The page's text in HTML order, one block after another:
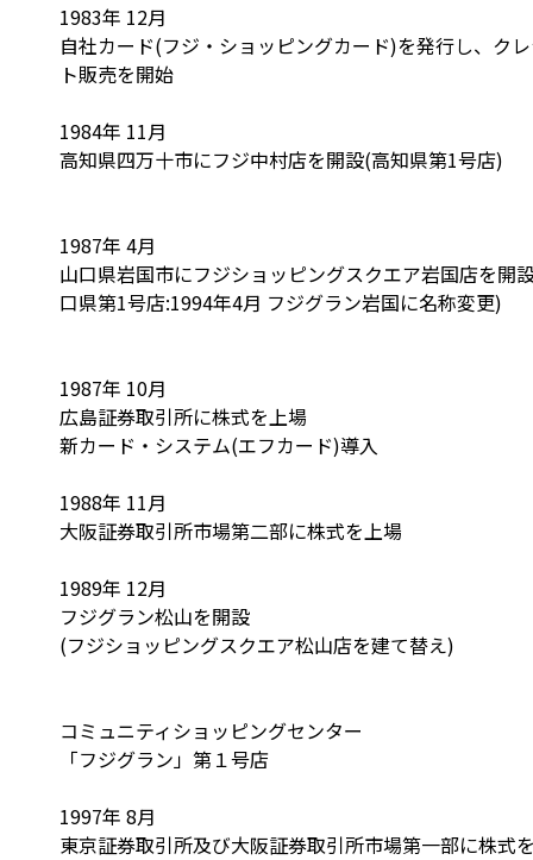
1983年 12月
自社カード(フジ・ショッピングカード)を発行し、ク
ト販売を開始
1984年 11月
高知県四万十市にフジ中村店を開設(高知県第1号店)
1987年 4月
山口県岩国市にフジショッピングスクエア岩国店を開
口県第1号店:1994年4月 フジグラン岩国に名称変更)
1987年 10月
広島証券取引所に株式を上場
新カード・システム(エフカード)導入
1988年 11月
大阪証券取引所市場第二部に株式を上場
1989年 12月
フジグラン松山を開設
(フジショッピングスクエア松山店を建て替え)
コミュニティショッピングセンター
「フジグラン」第１号店
1997年 8月
東京証券取引所及び大阪証券取引所市場第一部に株式